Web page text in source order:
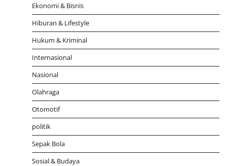
Ekonomi & Bisnis
Hiburan & Lifestyle
Hukum & Kriminal
Internasional
Nasional
Olahraga
Otomotif
politik
Sepak Bola
Sosial & Budaya